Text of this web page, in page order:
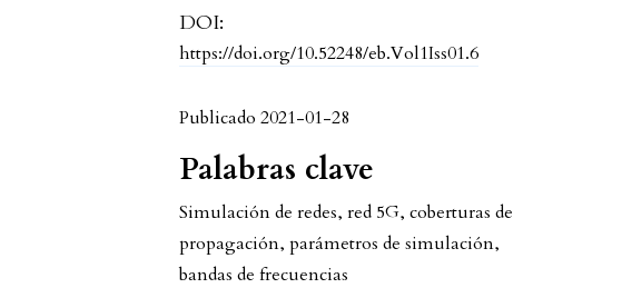
DOI:
https://doi.org/10.52248/eb.Vol1Iss01.6
Publicado 2021-01-28
Palabras clave
Simulación de redes, red 5G, coberturas de
propagación, parámetros de simulación,
bandas de frecuencias